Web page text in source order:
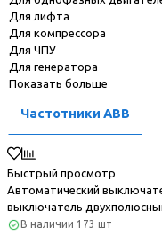
Для лифта
Для компрессора
Для ЧПУ
Для генератора
Показать больше
Частотники ABB
Быстрый просмотр
Автоматический
выключатель
В наличии 173 шт